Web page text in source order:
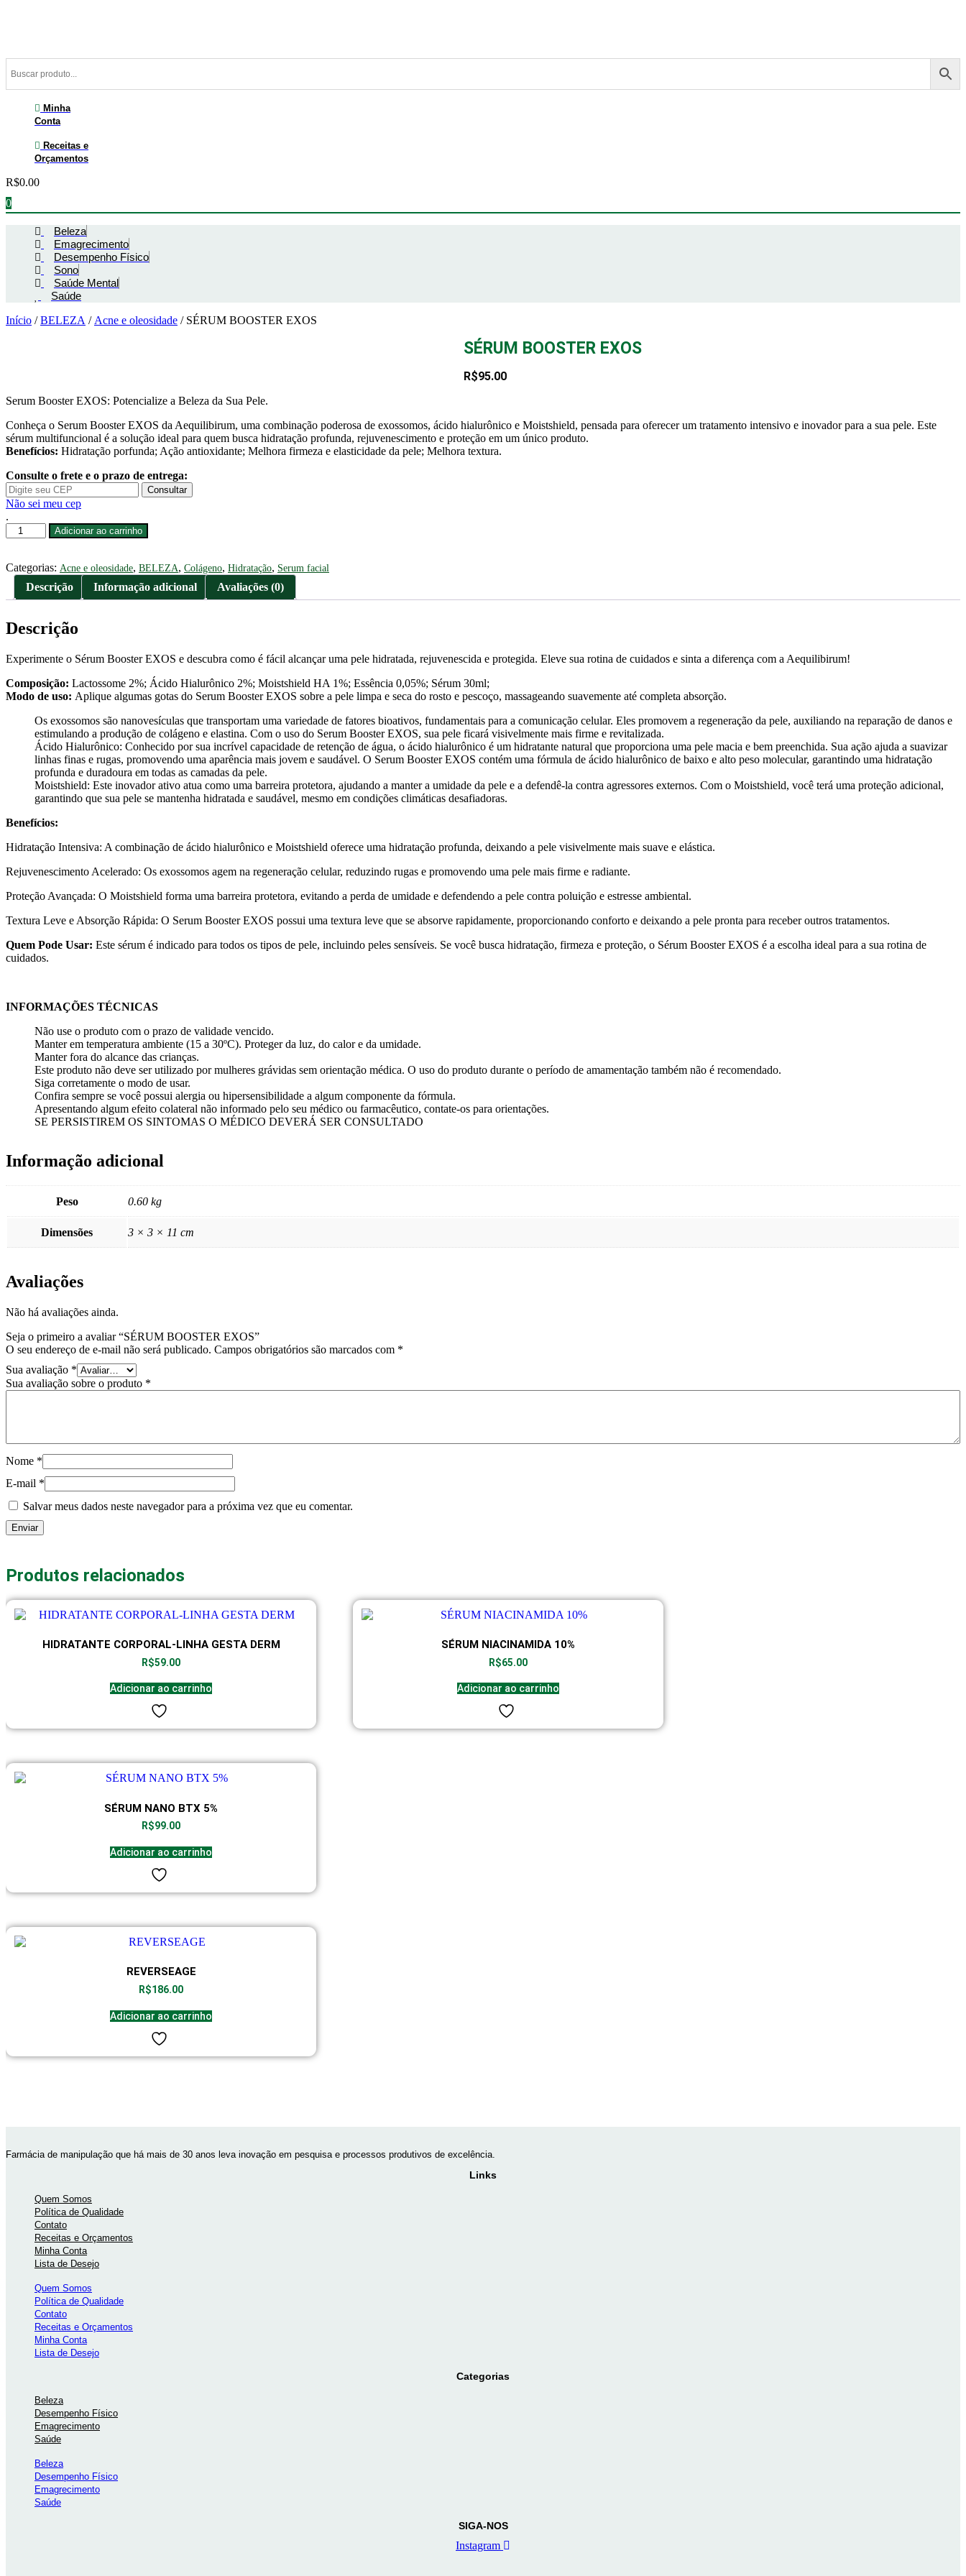
Minha
Conta
Receitas e
Orçamentos
R$0.00
0
Beleza
Emagrecimento
Desempenho Físico
Sono
Saúde Mental
Saúde
Início /BELEZA / Acne e oleosidade / SÉRUM BOOSTER EXOS
SÉRUM BOOSTER EXOS
R$95.00
Serum Booster EXOS: Potencialize a Beleza da Sua Pele.
Conheça o Serum Booster EXOS da Aequilibirum, uma combinação poderosa de exossomos, ácido hialurônico e Moistshield, pensada para oferecer um tratamento intensivo e inovador para a sua pele. Este
sérum multifuncional é a solução ideal para quem busca hidratação profunda, rejuvenescimento e proteção em um único produto.
Benefícios: Hidratação porfunda; Ação antioxidante; Melhora firmeza e elasticidade da pele; Melhora textura.
Consulte o frete e o prazo de entrega:
Consultar
Não sei meu cep
.
SÉRUM
BOOSTER
quantidade
Adicionar ao carrinho
Categorias: Acne e oleosidade, BELEZA, Colágeno, Hidratação, Serum facial
Descrição Informação adicional Avaliações (0)
Descrição
Experimente o Sérum Booster EXOS e descubra como é fácil alcançar uma pele hidratada, rejuvenescida e protegida. Eleve sua rotina de cuidados e sinta a diferença com a Aequilibirum!
Composição: Lactossome 2%; Ácido Hialurônico 2%; Moistshield HA 1%; Essência 0,05%; Sérum 30ml;
Modo de uso: Aplique algumas gotas do Serum Booster EXOS sobre a pele limpa e seca do rosto e pescoço, massageando suavemente até completa absorção.
Os exossomos são nanovesículas que transportam uma variedade de fatores bioativos, fundamentais para a comunicação celular. Eles promovem a regeneração da pele, auxiliando na reparação de danos e
estimulando a produção de colágeno e elastina. Com o uso do Serum Booster EXOS, sua pele ficará visivelmente mais firme e revitalizada.
Ácido Hialurônico: Conhecido por sua incrível capacidade de retenção de água, o ácido hialurônico é um hidratante natural que proporciona uma pele macia e bem preenchida. Sua ação ajuda a suavizar
linhas finas e rugas, promovendo uma aparência mais jovem e saudável. O Serum Booster EXOS contém uma fórmula de ácido hialurônico de baixo e alto peso molecular, garantindo uma hidratação
profunda e duradoura em todas as camadas da pele.
Moistshield: Este inovador ativo atua como uma barreira protetora, ajudando a manter a umidade da pele e a defendê-la contra agressores externos. Com o Moistshield, você terá uma proteção adicional,
garantindo que sua pele se mantenha hidratada e saudável, mesmo em condições climáticas desafiadoras.
Benefícios:
Hidratação Intensiva: A combinação de ácido hialurônico e Moistshield oferece uma hidratação profunda, deixando a pele visivelmente mais suave e elástica.
Rejuvenescimento Acelerado: Os exossomos agem na regeneração celular, reduzindo rugas e promovendo uma pele mais firme e radiante.
Proteção Avançada: O Moistshield forma uma barreira protetora, evitando a perda de umidade e defendendo a pele contra poluição e estresse ambiental.
Textura Leve e Absorção Rápida: O Serum Booster EXOS possui uma textura leve que se absorve rapidamente, proporcionando conforto e deixando a pele pronta para receber outros tratamentos.
Quem Pode Usar: Este sérum é indicado para todos os tipos de pele, incluindo peles sensíveis. Se você busca hidratação, firmeza e proteção, o Sérum Booster EXOS é a escolha ideal para a sua rotina de
cuidados.
INFORMAÇÕES TÉCNICAS
Não use o produto com o prazo de validade vencido.
Manter em temperatura ambiente (15 a 30ºC). Proteger da luz, do calor e da umidade.
Manter fora do alcance das crianças.
Este produto não deve ser utilizado por mulheres grávidas sem orientação médica. O uso do produto durante o período de amamentação também não é recomendado.
Siga corretamente o modo de usar.
Confira sempre se você possui alergia ou hipersensibilidade a algum componente da fórmula.
Apresentando algum efeito colateral não informado pelo seu médico ou farmacêutico, contate-os para orientações.
SE PERSISTIREM OS SINTOMAS O MÉDICO DEVERÁ SER CONSULTADO
Informação adicional
Peso 0.60 kg
Dimensões 3 × 3 × 11 cm
Avaliações
Não há avaliações ainda.
Seja o primeiro a avaliar “SÉRUM BOOSTER EXOS”
O seu endereço de e-mail não será publicado. Campos obrigatórios são marcados com *
Sua avaliação *
Sua avaliação sobre o produto *
Nome *
E-mail *
Salvar meus dados neste navegador para a próxima vez que eu comentar.
Produtos relacionados
HIDRATANTE CORPORAL-LINHA GESTA DERM
R$59.00
Adicionar ao carrinho
SÉRUM NIACINAMIDA 10%
R$65.00
Adicionar ao carrinho
SÉRUM NANO BTX 5%
R$99.00
Adicionar ao carrinho
REVERSEAGE
R$186.00
Adicionar ao carrinho
Farmácia de manipulação que há mais de 30 anos leva inovação em pesquisa e processos produtivos de excelência.
Links
Quem Somos
Política de Qualidade
Contato
Receitas e Orçamentos
Minha Conta
Lista de Desejo
Quem Somos
Política de Qualidade
Contato
Receitas e Orçamentos
Minha Conta
Lista de Desejo
Categorias
Beleza
Desempenho Físico
Emagrecimento
Saúde
Beleza
Desempenho Físico
Emagrecimento
Saúde
SIGA-NOS
Instagram